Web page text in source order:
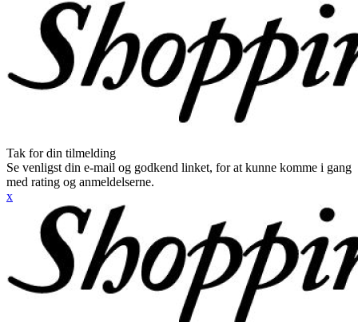
Tak for din tilmelding
Se venligst din e-mail og godkend linket, for at kunne komme i gang
med rating og anmeldelserne.
x